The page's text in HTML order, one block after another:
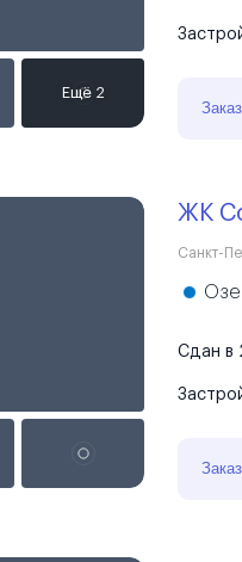
ЖК
Санкт-
Сдан в